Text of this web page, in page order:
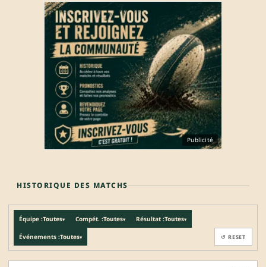
Publicité
HISTORIQUE DES MATCHS
Équipe :Toutes▾ Compét. :Toutes▾ Résultat :Toutes▾
Événements :Toutes▾ ↺ RESET